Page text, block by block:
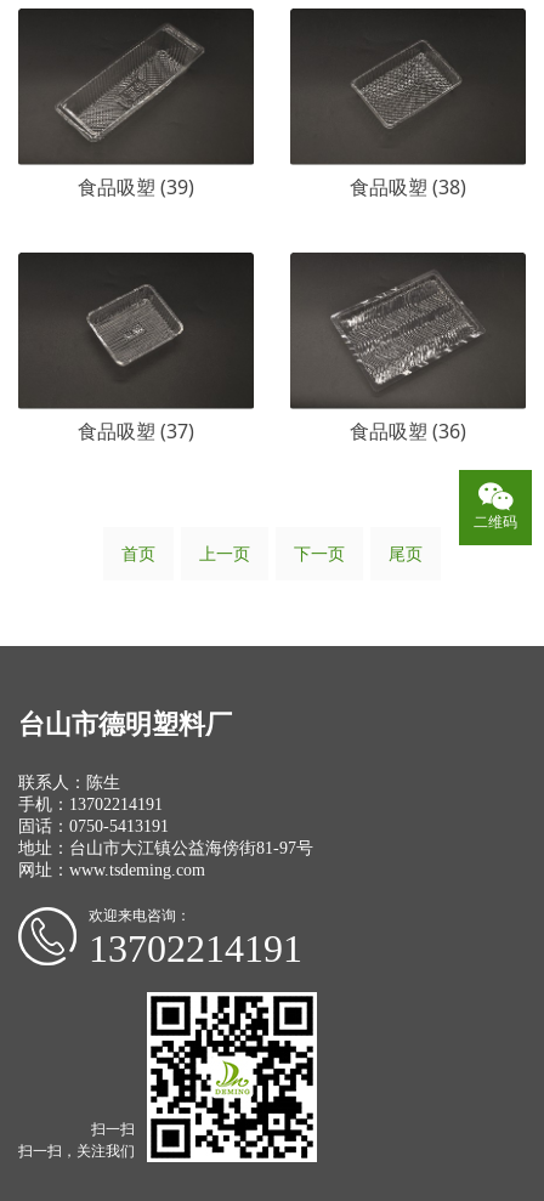
食品吸塑 (39) 食品吸塑 (38)
食品吸塑 (37) 食品吸塑 (36)
首页 上一页 下一页 尾页
台山市德明塑料厂
联系人：陈生
手机：13702214191
固话：0750-5413191
地址：台山市大江镇公益海傍街81-97号
网址： www.tsdeming.com
欢迎来电咨询：
13702214191
扫一扫
扫一扫，关注我们
二维码